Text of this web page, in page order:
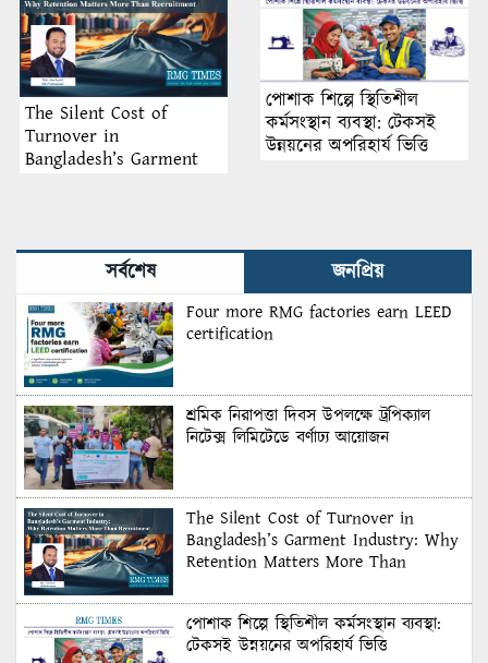
The Silent Cost of
Turnover in
Bangladesh’s Garment
পোশাক শিল্পে স্থিতিশীল
কর্মসংস্থান ব্যবস্থা: টেকসই
উন্নয়নের অপরিহার্য ভিত্তি
সর্বশেষ জনপ্রিয়
Four more RMG factories earn LEED
certification
শ্রমিক নিরাপত্তা দিবস উপলক্ষে ট্রপিক্যাল
নিটেক্স লিমিটেডে বর্ণাঢ্য আয়োজন
The Silent Cost of Turnover in
Bangladesh’s Garment Industry: Why
Retention Matters More Than
পোশাক শিল্পে স্থিতিশীল কর্মসংস্থান ব্যবস্থা:
টেকসই উন্নয়নের অপরিহার্য ভিত্তি